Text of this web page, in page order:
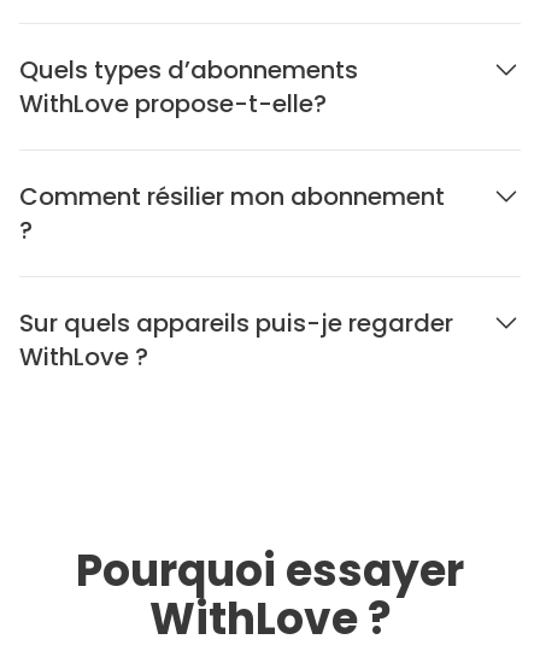
Quels types d’abonnements
WithLove propose-t-elle?
Comment résilier mon abonnement
?
Sur quels appareils puis-je regarder
WithLove ?
Pourquoi essayer
WithLove ?